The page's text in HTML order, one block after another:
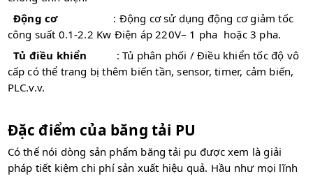
Động cơ : Động cơ sử dụng động cơ giảm tốc
công suất 0.1-2.2 Kw Điện áp 220V– 1 pha hoặc 3 pha.
Tủ điều khiển
: Tủ phân phối / Điều khiển tốc độ vô
cấp có thể trang bị thêm biến tần, sensor, timer, cảm biến,
PLC.v.v.
Đặc điểm của băng tải PU
Có thể nói dòng sản phẩm băng tải pu được xem là giải
pháp tiết kiệm chi phí sản xuất hiệu quả. Hầu như mọi lĩnh